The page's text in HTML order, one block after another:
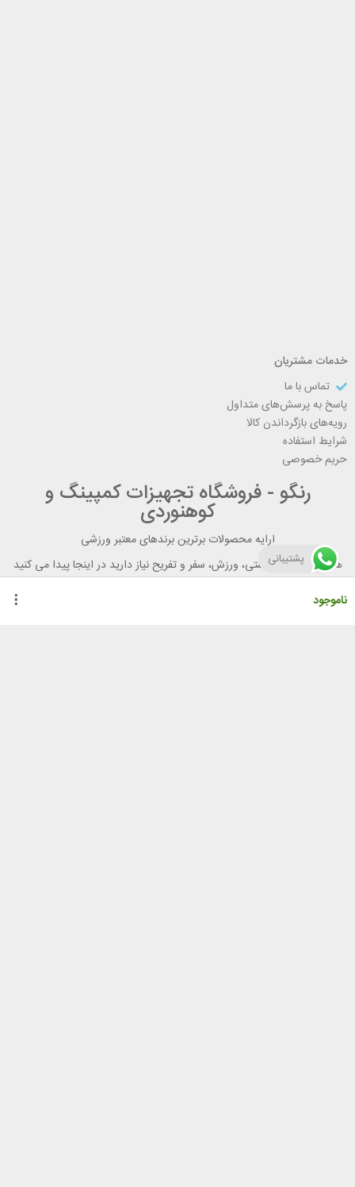
ناموجود
خدمات مشتریان
تماس با ما
پاسخ به پرسش‌های متداول
رویه‌های بازگرداندن کالا
شرایط استفاده
حریم خصوصی
رنگو - فروشگاه تجهیزات کمپینگ و
کوهنوردی
ارایه محصولات برترین برندهای معتبر ورزشی
هر آنچه برای تندرستی، ورزش، سفر و تفریح نیاز دارید در اینجا پیدا می کنید
پشتیبانی